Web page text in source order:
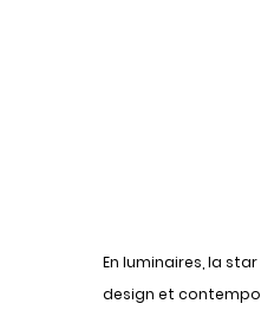
En luminaires, la
design et